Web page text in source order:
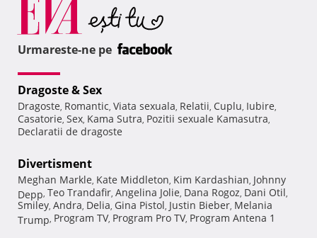
Urmareste-ne pe
Dragoste & Sex
Dragoste, Romantic, Viata sexuala, Relatii, Cuplu, Iubire,
Casatorie, Sex, Kama Sutra, Pozitii sexuale Kamasutra,
Declaratii de dragoste
Divertisment
Meghan Markle, Kate Middleton, Kim Kardashian, Johnny
Depp, Teo Trandafir, Angelina Jolie, Dana Rogoz, Dani Otil,
Smiley, Andra, Delia, Gina Pistol, Justin Bieber, Melania
Trump, Program TV, Program Pro TV, Program Antena 1